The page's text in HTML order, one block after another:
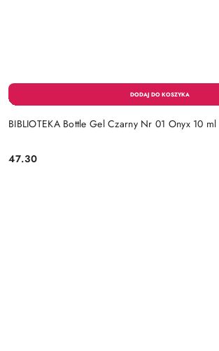
BIBLIOTEKA Bottle Gel Czarny Nr 01 Onyx 10 ml
Cena:
47.30